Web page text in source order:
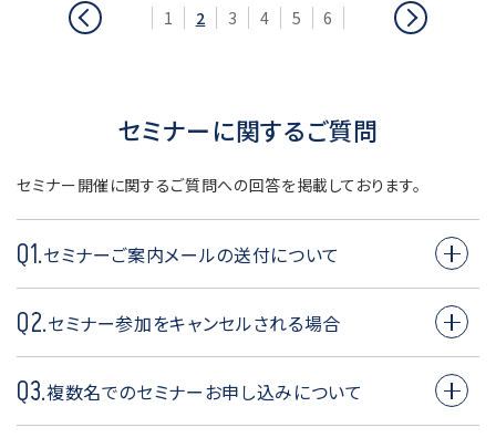
前
へ
1 2 3 4 5 6
次
へ
セミナーに関するご質問
セミナー開催に関するご質問への回答を掲載しております。
Q1.セミナーご案内メールの送付について
A1. 【オンラインでのご参加】
【外部のホテルや施設等でのご参加】
開催前日までに、順次お申込みいただいたメールアドレ
Q2.セミナー参加をキャンセルされる場合
A2.セミナー事務局宛に事前の御連絡は不要でございます。
Q3.複数名でのセミナーお申し込みについて